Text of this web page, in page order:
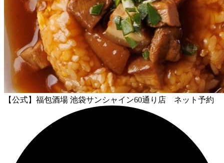
【公式】福包酒場 池袋サンシャイン60通り店 ネット予約